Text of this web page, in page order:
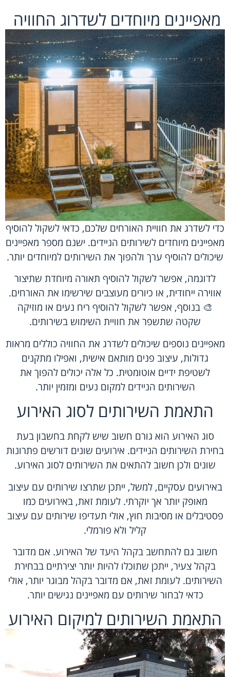
מאפיינים מיוחדים לשדרוג החוויה
כדי לשדרג את חוויית האורחים שלכם, כדאי לשקול להוסיף
מאפיינים מיוחדים לשירותים הניידים. ישנם מספר מאפיינים
שיכולים להוסיף ערך ולהפוך את השירותים למיוחדים יותר.
לדוגמה, אפשר לשקול להוסיף תאורה מיוחדת שתיצור
אווירה ייחודית, או כיורים מעוצבים שירשימו את האורחים.
🎨 בנוסף, אפשר לשקול להוסיף ריח נעים או מוזיקה
שקטה שתשפר את חוויית השימוש בשירותים.
מאפיינים נוספים שיכולים לשדרג את החוויה כוללים מראות
גדולות, עיצוב פנים מותאם אישית, ואפילו מתקנים
לשטיפת ידיים אוטומטית. כל אלה יכולים להפוך את
השירותים הניידים למקום נעים ומזמין יותר.
התאמת השירותים לסוג האירוע
סוג האירוע הוא גורם חשוב שיש לקחת בחשבון בעת
בחירת השירותים הניידים. אירועים שונים דורשים פתרונות
שונים ולכן חשוב להתאים את השירותים לסוג האירוע.
באירועים עסקיים, למשל, ייתכן שתרצו שירותים עם עיצוב
מאופק יותר אך יוקרתי. לעומת זאת, באירועים כמו
פסטיבלים או מסיבות חוץ, אולי תעדיפו שירותים עם עיצוב
קליל ולא פורמלי.
חשוב גם להתחשב בקהל היעד של האירוע. אם מדובר
בקהל צעיר, ייתכן שתוכלו להיות יותר יצירתיים בבחירת
השירותים. לעומת זאת, אם מדובר בקהל מבוגר יותר, אולי
כדאי לבחור שירותים עם מאפיינים נגישים יותר.
התאמת השירותים למיקום האירוע